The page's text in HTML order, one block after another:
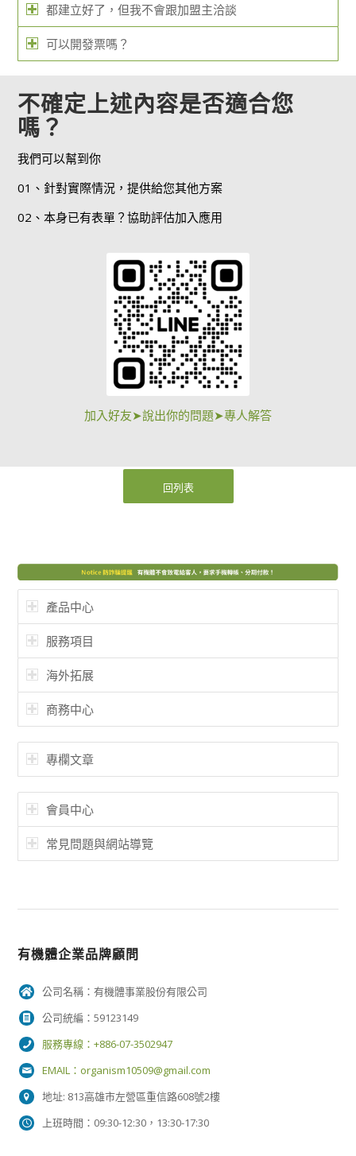
都建立好了，但我不會跟加盟主洽談
可以開發票嗎？
不確定上述內容是否適合您
嗎？
我們可以幫到你
01、針對實際情況，提供給您其他方案
02、本身已有表單？協助評估加入應用
加入好友➤說出你的問題➤專人解答
回列表
產品中心
服務項目
海外拓展
商務中心
專欄文章
會員中心
常見問題與網站導覽
有機體企業品牌顧問
公司名稱：有機體事業股份有限公司
公司統編：59123149
服務專線：+886-07-3502947
EMAIL： organism10509@gmail.com
地址: 813高雄市左營區重信路608號2樓
上班時間：09:30-12:30，13:30-17:30